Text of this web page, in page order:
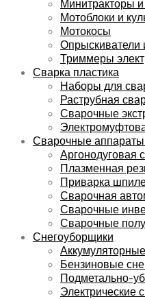
Минитракторы
Мотоблоки и
Мотокосы
Опрыскиватели
Триммеры
Сварка пластика
Наборы для
Раструбная
Сварочные
Сварочные аппараты
Аргонодуговая
Плазменная
Приварка
Сварочная
Сварочные
Сварочные
Снегоуборщики
Бензиновые
Подметально-
Электрические